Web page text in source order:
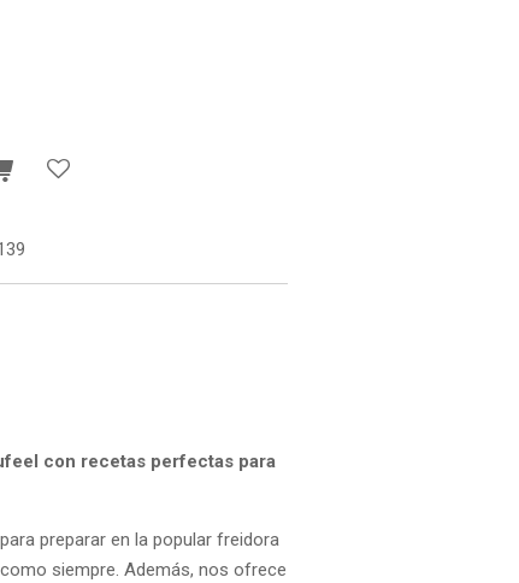
con recetas perfectas para
preparar en la popular freidora
siempre. Además, nos ofrece